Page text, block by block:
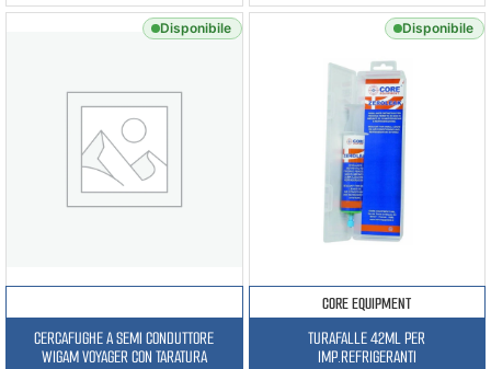
Disponibile
CERCAFUGHE A SEMI CONDUTTORE
WIGAM VOYAGER CON TARATURA
Disponibile
CORE EQUIPMENT
TURAFALLE 42ML PER
IMP.REFRIGERANTI